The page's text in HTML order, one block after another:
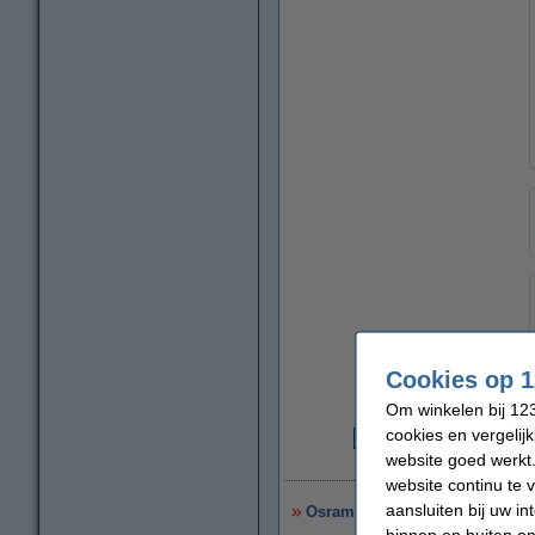
Osram LED lamp E14 | Kogel
Cookies op
Om winkelen bij
cookies en
website goed
website continu te
aansluiten bij uw